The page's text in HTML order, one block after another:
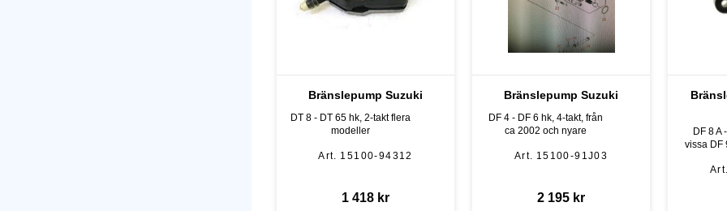
Bränslepump Suzuki
DT 8 - DT 65 hk, 2-takt flera
modeller
15100-94312
1 418 kr
Bränslepump Suzuki
DF 4 - DF 6 hk, 4-takt, från
ca 2002 och nyare
15100-91J03
2 195 kr
DF 8 A - DF
vissa DF